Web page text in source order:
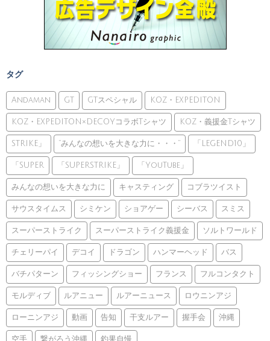
タグ
Andaman GT GTスペシャル KOZ・EXPEDITON
KOZ・EXPEDITON×DECOYコラボTシャツ KOZ・義援金Tシャツ
STRIKE」 ”みんなの想いを大きな力に・・・” 「LEGEND10」
「SUPER 「SUPERSTRIKE」 「YouTube」
みんなの想いを大きな力に キャスティング コブラツイスト
サウスタイムス シミケン ショアゲー シーバス スミス
スーパーストライク スーパーストライク義援金 ソルトワールド
チェリーパイ デコイ ドラゴン ハンマーヘッド バス
バチパターン フィッシングショー フランス フルコンタクト
モルディブ ルアニュー ルアーニュース ロウニンアジ
ローニンアジ 動画 告知 干支ルアー 握手会 沖縄
空手 繋がろう沖縄 釣果自慢